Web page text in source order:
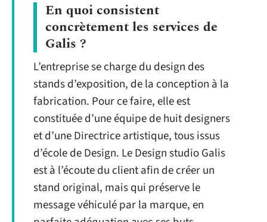
En quoi consistent
concrètement les services de
Galis ?
L’entreprise se charge du design des
stands d’exposition, de la conception à la
fabrication. Pour ce faire, elle est
constituée d’une équipe de huit designers
et d’une Directrice artistique, tous issus
d’école de Design. Le Design studio Galis
est à l’écoute du client afin de créer un
stand original, mais qui préserve le
message véhiculé par la marque, en